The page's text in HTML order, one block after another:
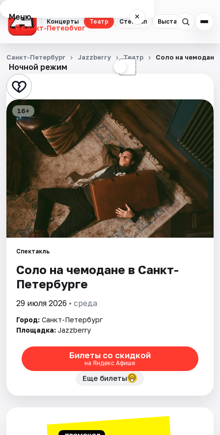
Концерты Театр Стендап Выставки
Меню ×
Санкт-Петербург
Концерты
Театр
Стендап
Выставки
Квесты
Экскурсии
Спорт
События
Площадки
Артисты
Ночной режим ☾
Санкт-Петербург Jazzberry Театр Соло на чемодане
16+
Спектакль
Соло на чемодане в Санкт-
Петербурге
29 июля 2026 • среда
Город: Санкт-Петербург
Площадка: Jazzberry
Билеты со скидкой
на Яндекс Афише
Еще билеты